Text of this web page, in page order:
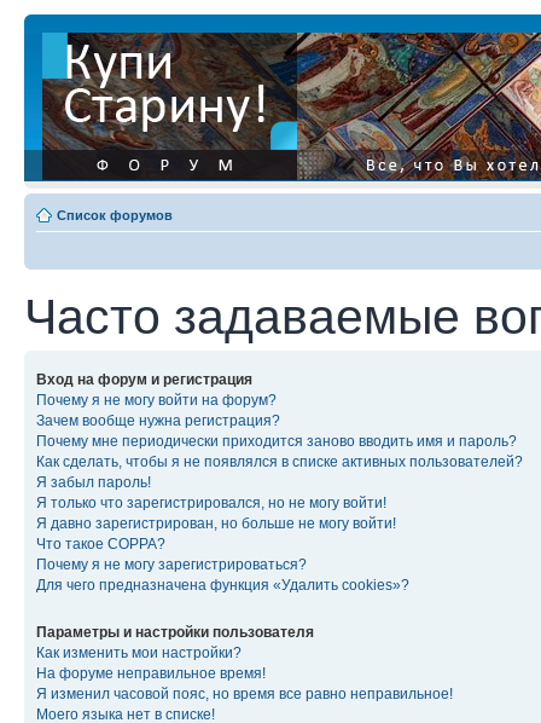
Список форумов
Часто задаваемые
Вход на форум и регистрация
Почему я не могу войти на форум?
Зачем вообще нужна регистрация?
Почему мне периодически приходится заново вводить имя и пароль?
Как сделать, чтобы я не появлялся в списке активных пользователей?
Я забыл пароль!
Я только что зарегистрировался, но не могу войти!
Я давно зарегистрирован, но больше не могу войти!
Что такое COPPA?
Почему я не могу зарегистрироваться?
Для чего предназначена функция «Удалить cookies»?
Параметры и настройки пользователя
Как изменить мои настройки?
На форуме неправильное время!
Я изменил часовой пояс, но время все равно неправильное!
Моего языка нет в списке!